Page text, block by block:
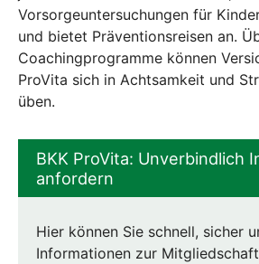
Vorsorgeuntersuchungen für
und bietet Präventionsreisen an.
Coachingprogramme können
ProVita sich in Achtsamkeit und
üben.
BKK ProVita: Unverbindlich
anfordern
Hier können Sie schnell, sicher
Informationen zur